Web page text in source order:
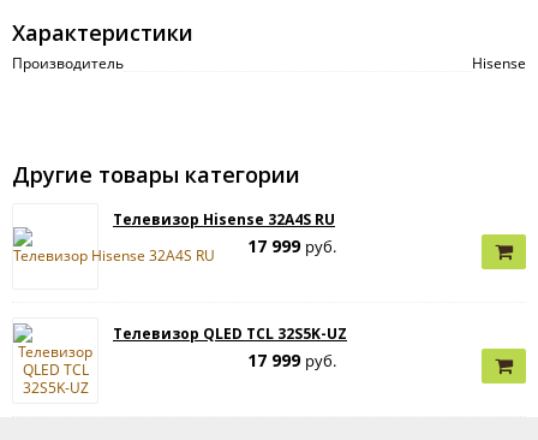
Характеристики
Производитель Hisense
Другие товары категории
Телевизор Hisense 32A4S RU
17 999 руб.
Телевизор QLED TCL 32S5K-UZ
17 999 руб.